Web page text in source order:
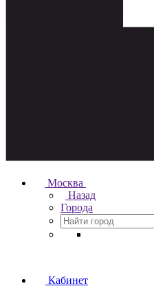
Москва
Назад
Города
Кабинет